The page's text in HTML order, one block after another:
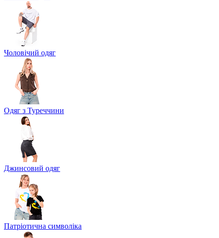
Чоловічий одяг
Одяг з Туреччини
Джинсовий одяг
Патріотична символіка